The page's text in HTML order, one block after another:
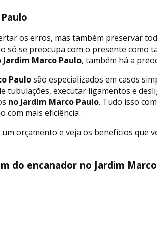
os erros, mas também preservar
só se preocupa com o presente como
Jardim Marco Paulo, também há a
Paulosão especializados em casos
tubulações, executar ligamentos e
no Jardim Marco Paulo. Tudo isso
com mais eficiência.
orçamento e veja os benefícios que
do encanador no Jardim